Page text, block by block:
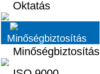
Oktatás
Minőségbiztosítás
Minőségbiztosítás